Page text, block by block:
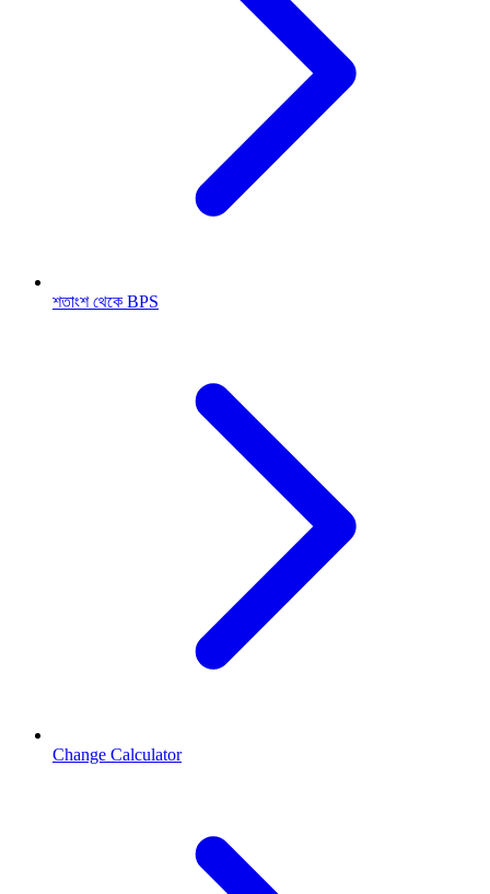
শতাংশ থেকে BPS
Change Calculator